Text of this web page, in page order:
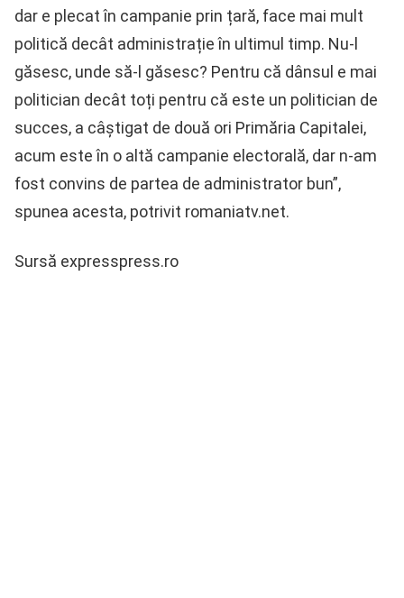
dar e plecat în campanie prin țară, face mai mult
politică decât administrație în ultimul timp. Nu-l
găsesc, unde să-l găsesc? Pentru că dânsul e mai
politician decât toți pentru că este un politician de
succes, a câștigat de două ori Primăria Capitalei,
acum este în o altă campanie electorală, dar n-am
fost convins de partea de administrator bun”,
spunea acesta, potrivit romaniatv.net.
Sursă expresspress.ro